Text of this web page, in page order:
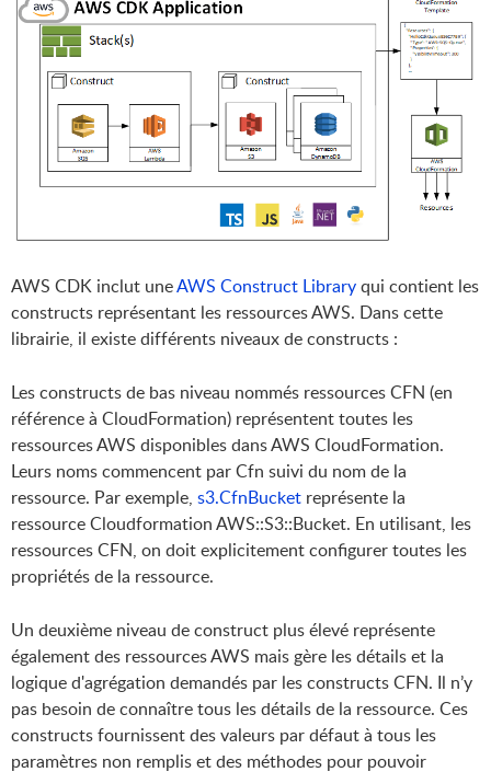
AWS CDK inclut uneAWS Construct Libraryqui contient les
constructs représentant les ressources AWS. Dans cette
librairie, il existe différents niveaux de constructs :
Les constructs de bas niveau nommés ressources CFN (en
référence à CloudFormation) représentent toutes les
ressources AWS disponibles dans AWS CloudFormation.
Leurs noms commencent par Cfn suivi du nom de la
ressource. Par exemple, s3.CfnBucket représente la
ressource Cloudformation AWS::S3::Bucket. En utilisant, les
ressources CFN, on doit explicitement configurer toutes les
propriétés de la ressource.
Un deuxième niveau de construct plus élevé représente
également des ressources AWS mais gère les détails et la
logique d'agrégation demandés par les constructs CFN. Il n’y
pas besoin de connaître tous les détails de la ressource. Ces
constructs fournissent des valeurs par défaut à tous les
paramètres non remplis et des méthodes pour pouvoir